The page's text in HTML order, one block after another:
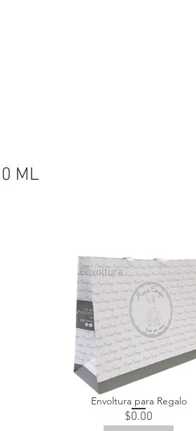
ML
Envoltura
Envoltura para Regalo
$0.00